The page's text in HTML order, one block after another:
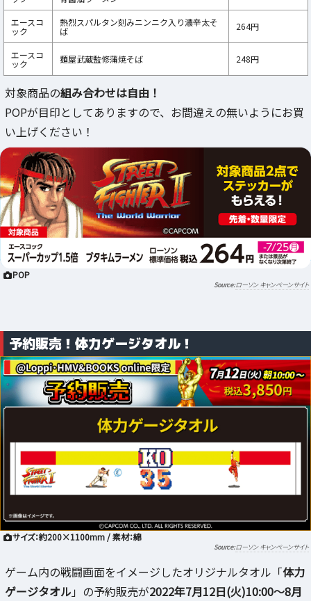
エースコ
ック
熱烈スパルタン刻みニンニク入り濃辛太そ
ば 264円
エースコ
ック 麺屋武蔵監修蒲焼そば 248円
対象商品の組み合わせは自由！
POPが目印としてありますので、お間違えの無いようにお買
い上げください！
POP
ローソン キャンペーンサイト
予約販売！体力ゲージタオル！
サイズ：約200×1100mm / 素材：綿
ローソン キャンペーンサイト
ゲーム内の戦闘画面をイメージしたオリジナルタオル「体力
ゲージタオル」の予約販売が2022年7月12日(火)10:00～8月